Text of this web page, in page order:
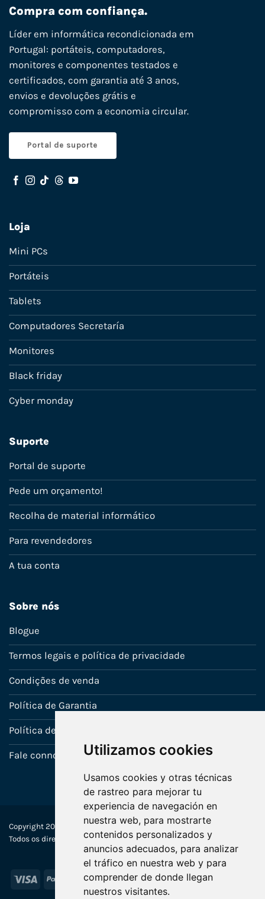
Utilizamos cookies
Usamos cookies y otras técnicas
de rastreo para mejorar tu
experiencia de navegación en
nuestra web, para mostrarte
contenidos personalizados y
anuncios adecuados, para analizar
el tráfico en nuestra web y para
comprender de donde llegan
nuestros visitantes.
Compra com confiança.
Líder em informática recondicionada em
Portugal: portáteis, computadores,
monitores e componentes testados e
certificados, com garantia até 3 anos,
envios e devoluções grátis e
compromisso com a economia circular.
Portal de suporte
Loja
Mini PCs
Portáteis
Tablets
Computadores Secretaría
Monitores
Black friday
Cyber monday
Suporte
Portal de suporte
Pede um orçamento!
Recolha de material informático
Para revendedores
A tua conta
Sobre nós
Blogue
Termos legais e política de privacidade
Condições de venda
Política de Garantia
Política de utilização de cookies
Fale connosco
Copyright 2022-2025 © Ecosistemas Informáticos España SL –
Todos os direitos reservados
Visa PayPal Stripe MasterCard